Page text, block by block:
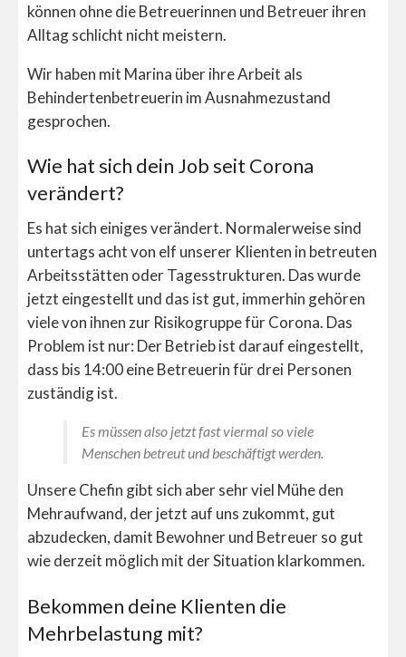
können ohne die Betreuerinnen und Betreuer ihren
Alltag schlicht nicht meistern.
Wir haben mit Marina über ihre Arbeit als
Behindertenbetreuerin im Ausnahmezustand
gesprochen.
Wie hat sich dein Job seit Corona
verändert?
Es hat sich einiges verändert. Normalerweise sind
untertags acht von elf unserer Klienten in betreuten
Arbeitsstätten oder Tagesstrukturen. Das wurde
jetzt eingestellt und das ist gut, immerhin gehören
viele von ihnen zur Risikogruppe für Corona. Das
Problem ist nur: Der Betrieb ist darauf eingestellt,
dass bis 14:00 eine Betreuerin für drei Personen
zuständig ist.
Es müssen also jetzt fast viermal so viele
Menschen betreut und beschäftigt werden.
Unsere Chefin gibt sich aber sehr viel Mühe den
Mehraufwand, der jetzt auf uns zukommt, gut
abzudecken, damit Bewohner und Betreuer so gut
wie derzeit möglich mit der Situation klarkommen.
Bekommen deine Klienten die
Mehrbelastung mit?